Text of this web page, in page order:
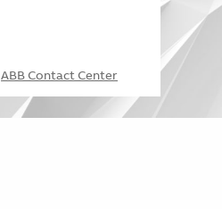
ABB Contact Center